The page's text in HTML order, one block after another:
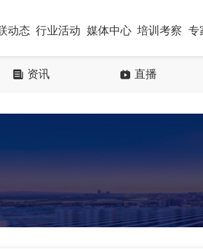
动态 行业活动 媒体中心 培训考察 专
资讯 直播